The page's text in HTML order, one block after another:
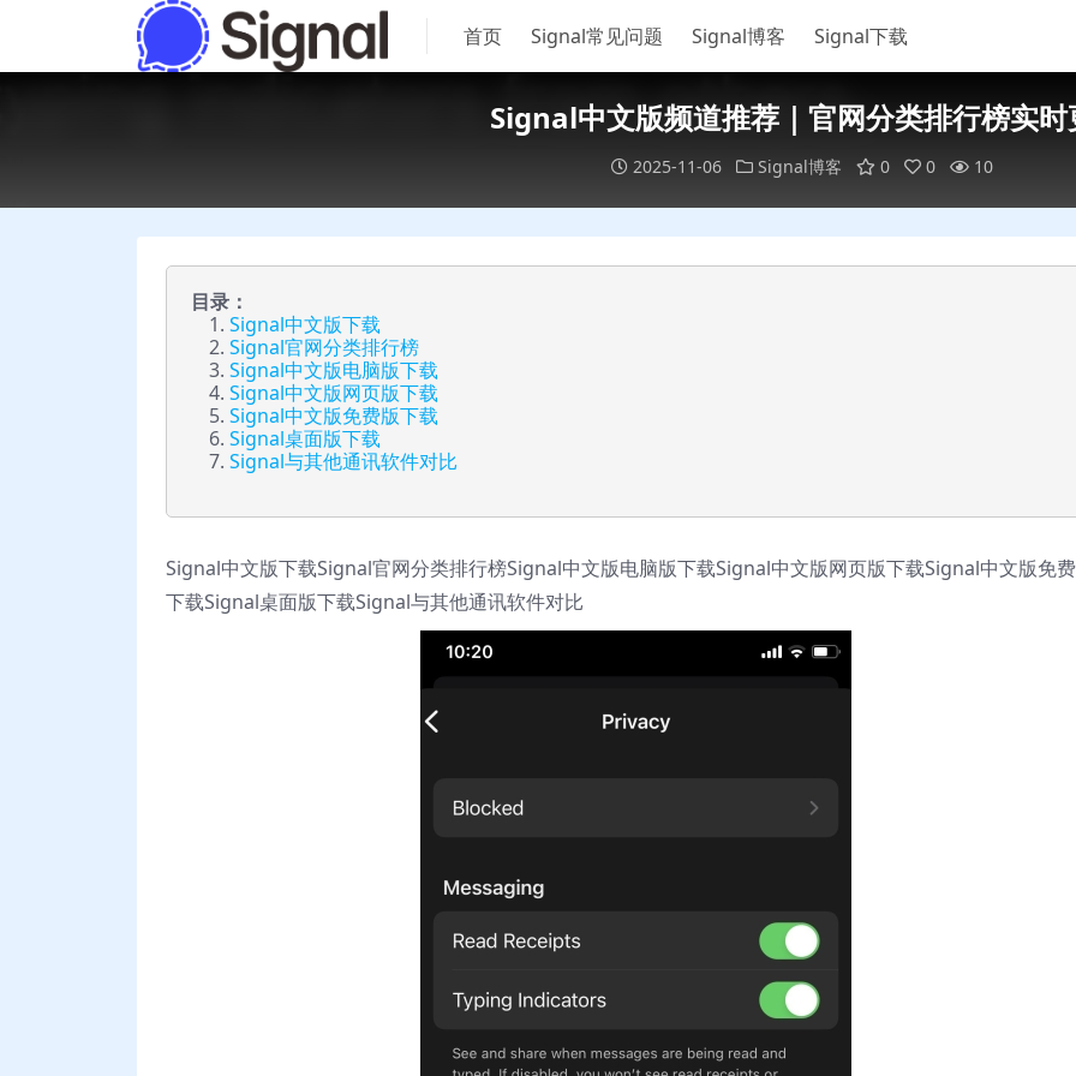
首页 Signal常见问题 Signal博客 Signal下载
Signal中文版频道推荐｜官网分类排行榜实时
2025-11-06 Signal博客 0 0 10
目录：
Signal中文版下载
Signal官网分类排行榜
Signal中文版电脑版下载
Signal中文版网页版下载
Signal中文版免费版下载
Signal桌面版下载
Signal与其他通讯软件对比
Signal中文版下载Signal官网分类排行榜Signal中文版电脑版下载Signal中文版网页版下载Signal中文版免
下载Signal桌面版下载Signal与其他通讯软件对比